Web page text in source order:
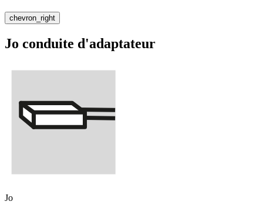
chevron_right
Jo conduite d'adaptateur
Jo